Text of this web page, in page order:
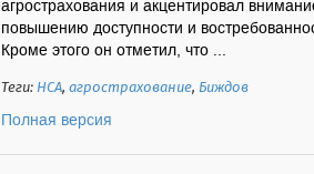
агрострахования и акцентировал
повышению доступности и
Кроме этого он отметил, что ...
Теги:НСА,агрострахование, Биждов
Полная версия